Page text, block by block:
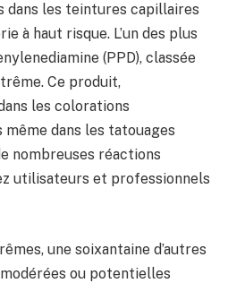
dans les teintures capillaires
à haut risque. L’un des plus
(PPD), classée
Ce produit,
les colorations
dans les tatouages
nombreuses réactions
utilisateurs et professionnels
une soixantaine d’autres
ou potentielles